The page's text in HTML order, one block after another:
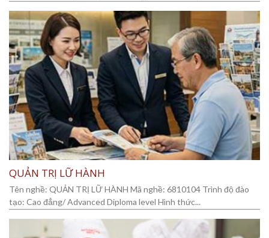
QUẢN TRỊ LỮ HÀNH
Tên nghề: QUẢN TRỊ LỮ HÀNH Mã nghề: 6810104 Trình độ đào
tạo: Cao đẳng/ Advanced Diploma level Hình thức...